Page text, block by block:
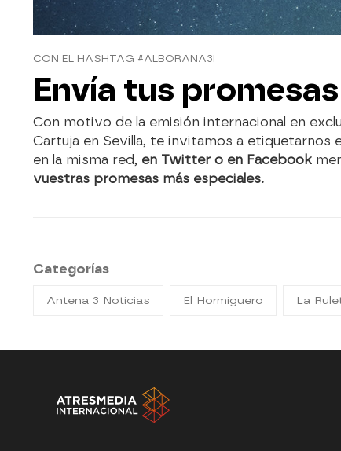
CON EL HASHTAG #ALBORANA3I
Envía tus
Con motivo de la emisión internacional en
Cartuja en Sevilla, te invitamos a etiquetarnos
en la misma red, en Twitter o en Facebook
vuestras promesas más especiales.
Categorías
Antena 3 Noticias El Hormiguero La